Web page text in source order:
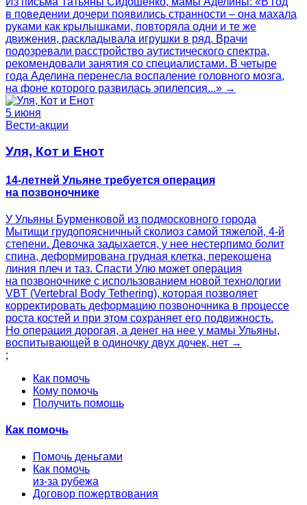
в поведении дочери появились странности – она махала
руками как крылышками, повторяла одни и те же
движения, раскладывала игрушки в ряд. Врачи
подозревали расстройство аутистического спектра,
рекомендовали занятия со специалистами. В четыре
года Аделина перенесла воспаление головного мозга,
на фоне которого развилась эпилепсия...» →
5 июня
Вести-акции
Уля, Кот и Енот
14-летней Ульяне требуется операция
на позвоночнике
У Ульяны Бурменковой из подмосковного города
Мытищи грудопоясничный сколиоз самой тяжелой, 4-й
степени. Девочка задыхается, у нее нестерпимо болит
спина, деформирована грудная клетка, перекошена
линия плеч и таз. Спасти Улю может операция
на позвоночнике с использованием новой технологии
VBT (Vertebral Body Tethering), которая позволяет
корректировать деформацию позвоночника в процессе
роста костей и при этом сохраняет его подвижность.
Но операция дорогая, а денег на нее у мамы Ульяны,
воспитывающей в одиночку двух дочек, нет →
;
Как помочь
Кому помочь
Получить помощь
Как помочь
Помочь деньгами
Как помочь
из-за рубежа
Договор пожертвования